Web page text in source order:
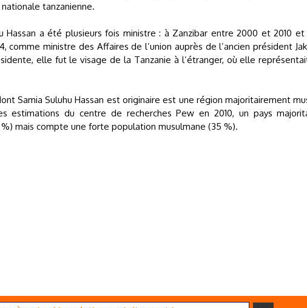
tanzanienne.
Hassan a été plusieurs fois ministre : à Zanzibar entre 2000 et 2010
comme ministre des Affaires de l’union auprès de l’ancien président
elle fut le visage de la Tanzanie à l’étranger, où elle
Samia Suluhu Hassan est originaire est une région majoritairement
estimations du centre de recherches Pew en 2010, un pays
%) mais compte une forte population musulmane (35 %).